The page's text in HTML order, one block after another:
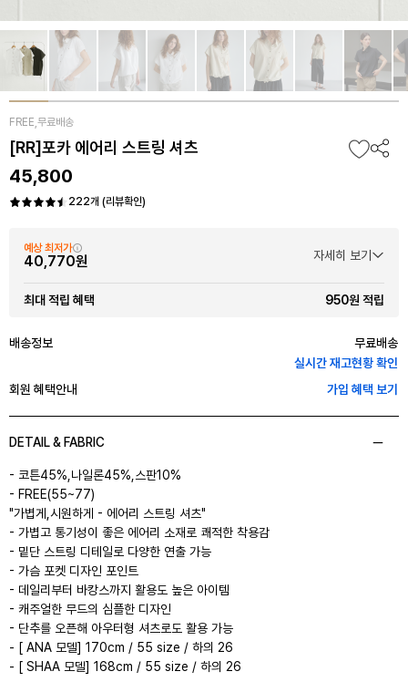
FREE,무료배송
[RR]포카 에어리 스트링 셔츠
45,800
222개 (리뷰확인)
예상 최저가
40,770원 자세히 보기
최대 적립 혜택 950원 적립
배송정보
무료배송
실시간 재고현황 확인
회원 혜택안내
가입 혜택 보기
DETAIL & FABRIC
- 코튼45%,나일론45%,스판10%
- FREE(55~77)
"가볍게,시원하게 - 에어리 스트링 셔츠"
- 가볍고 통기성이 좋은 에어리 소재로 쾌적한 착용감
- 밑단 스트링 디테일로 다양한 연출 가능
- 가슴 포켓 디자인 포인트
- 데일리부터 바캉스까지 활용도 높은 아이템
- 캐주얼한 무드의 심플한 디자인
- 단추를 오픈해 아우터형 셔츠로도 활용 가능
- [ ANA 모델] 170cm / 55 size / 하의 26
- [ SHAA 모델] 168cm / 55 size / 하의 26